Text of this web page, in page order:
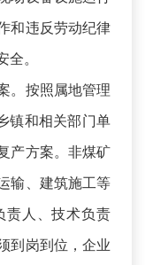
和违反劳动纪律
。
。按照属地管理
镇和相关部门单
产方案。非煤矿
输、建筑施工等
责人、技术负责
到岗到位，企业